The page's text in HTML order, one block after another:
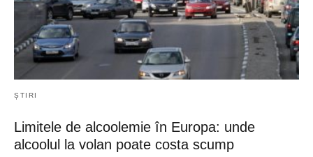
ȘTIRI
Limitele de alcoolemie în Europa: unde
alcoolul la volan poate costa scump